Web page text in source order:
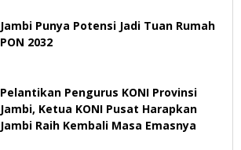
Jambi Punya Potensi Jadi Tuan Rumah
PON 2032
Pelantikan Pengurus KONI Provinsi
Jambi, Ketua KONI Pusat Harapkan
Jambi Raih Kembali Masa Emasnya